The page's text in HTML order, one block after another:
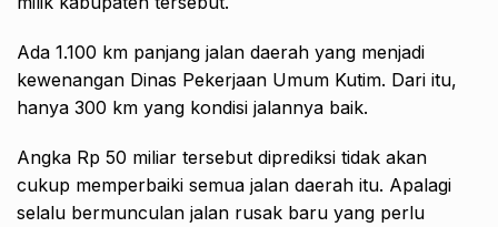
Ada 1.100 km panjang jalan daerah yang menjadi
kewenangan Dinas Pekerjaan Umum Kutim. Dari itu,
hanya 300 km yang kondisi jalannya baik.
Angka Rp 50 miliar tersebut diprediksi tidak akan
cukup memperbaiki semua jalan daerah itu. Apalagi
selalu bermunculan jalan rusak baru yang perlu